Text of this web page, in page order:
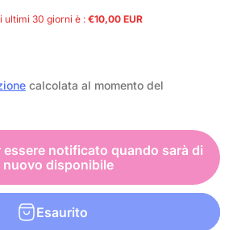
ultimi 30 giorni è : €10,00 EUR
calcolata al momento del
essere notificato quando sarà di
nuovo disponibile
Esaurito